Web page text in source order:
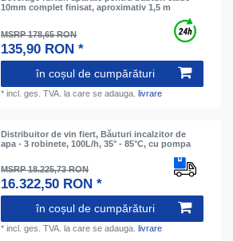
10mm complet finisat, aproximativ 1,5 m
MSRP 178,65 RON
135,90 RON *
în coșul de cumpărături
*incl. ges. TVA. la care se adauga.livrare
Distribuitor de vin fiert, Băuturi incalzitor de
apa - 3 robinete, 100L/h, 35° - 85°C, cu pompa
MSRP 18.225,73 RON
16.322,50 RON *
în coșul de cumpărături
*incl. ges. TVA. la care se adauga. livrare